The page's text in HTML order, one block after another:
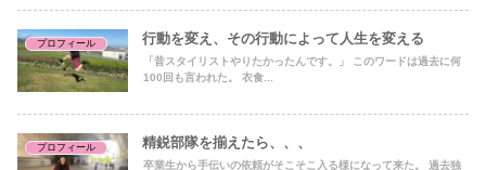
プロフィール 行動を変え、その行動によって人生を変える
「昔スタイリストやりたかったんです。」 このワードは過去に何
100回も言われた。 衣食...
プロフィール 精鋭部隊を揃えたら、、、
卒業生から手伝いの依頼がそこそこ入る様になって来た。 過去独